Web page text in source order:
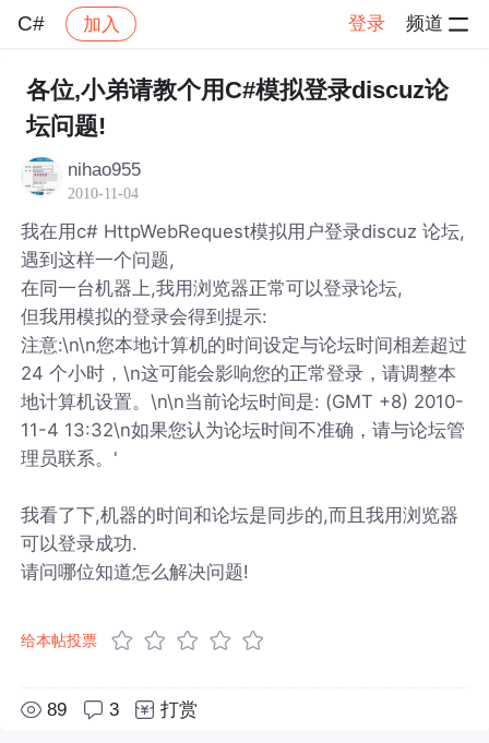
C# 加入 登录 频道
社区 C# 帖子详情
各位,小弟请教个用C#模拟登录discuz论
坛问题!
nihao955
2010-11-04
我在用c# HttpWebRequest模拟用户登录discuz 论坛,
遇到这样一个问题,
在同一台机器上,我用浏览器正常可以登录论坛,
但我用模拟的登录会得到提示:
注意:\n\n您本地计算机的时间设定与论坛时间相差超过
24 个小时，\n这可能会影响您的正常登录，请调整本
地计算机设置。\n\n当前论坛时间是: (GMT +8) 2010-
11-4 13:32\n如果您认为论坛时间不准确，请与论坛管
理员联系。'
我看了下,机器的时间和论坛是同步的,而且我用浏览器
可以登录成功.
请问哪位知道怎么解决问题!
给本帖投票
89 3 打赏